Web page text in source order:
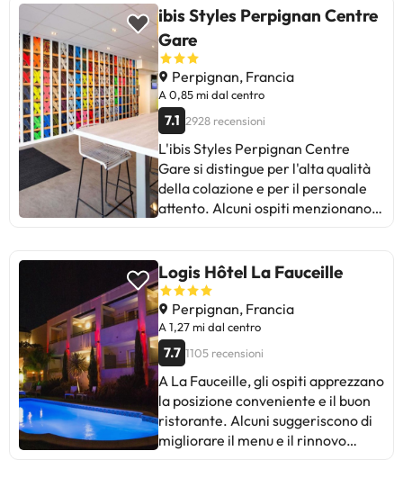
Alcuni menzionano la mancanza di
varietà nella colazione e l'orario di
check-in tardivo come aree da
migliorare. Nonostante i commenti
sui materassi duri e sulle camere
piccole, la maggior parte degli
ospiti ha trascorso un soggiorno
piacevole e funzionale. Ideale per
viaggi d'affari o di piacere, con
parcheggio e Wi-Fi gratuito. Nel
complesso, un hotel pratico e
viaggiatori. Una buona scelta a
Perpignan!
ibis Styles Perpignan Centre
Gare
Perpignan, Francia
A 0,85 mi dal centro
7.1 2928 recensioni
L'ibis Styles Perpignan Centre
Gare si distingue per l'alta qualità
della colazione e per il personale
attento. Alcuni ospiti menzionano
colazione. Nel complesso, vengono
elogiati il comfort delle camere, la
pulizia e la posizione strategica.
Ideale per i viaggiatori che
apprezzano un buon servizio e un
buon rapporto qualità-prezzo.
Logis Hôtel La Fauceille
Perpignan, Francia
A 1,27 mi dal centro
7.7 1105 recensioni
A La Fauceille, gli ospiti apprezzano
la posizione conveniente e il buon
ristorante. Alcuni suggeriscono di
migliorare il menu e il rinnovo